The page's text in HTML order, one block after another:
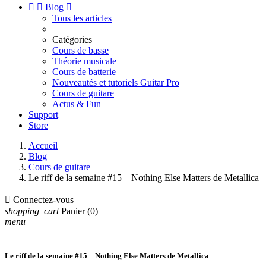
  Blog 
Tous les articles
Catégories
Cours de basse
Théorie musicale
Cours de batterie
Nouveautés et tutoriels Guitar Pro
Cours de guitare
Actus & Fun
Support
Store
Accueil
Blog
Cours de guitare
Le riff de la semaine #15 – Nothing Else Matters de Metallica
 Connectez-vous
shopping_cart Panier (0)
menu
Le riff de la semaine #15 – Nothing Else Matters de Metallica